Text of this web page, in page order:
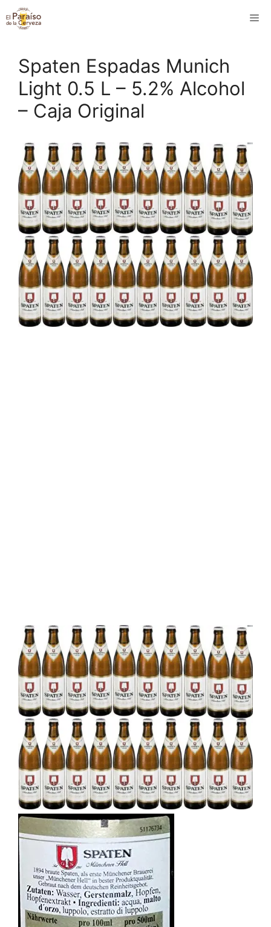
Saltar
al
Spaten Espadas Munich
Light 0.5 L – 5.2% Alcohol
– Caja Original